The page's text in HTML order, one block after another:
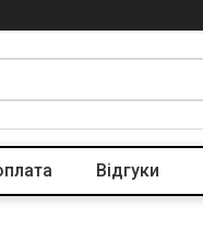
Вiдгуки